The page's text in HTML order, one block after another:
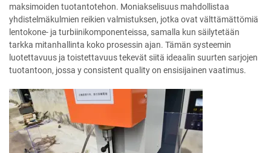
maksimoiden tuotantotehon. Moniakselisuus mahdollistaa
yhdistelmäkulmien reikien valmistuksen, jotka ovat välttämättömiä
lentokone- ja turbiinikomponenteissa, samalla kun säilytetään
tarkka mitanhallinta koko prosessin ajan. Tämän systeemin
luotettavuus ja toistettavuus tekevät siitä ideaalin suurten sarjojen
tuotantoon, jossa y consistent quality on ensisijainen vaatimus.